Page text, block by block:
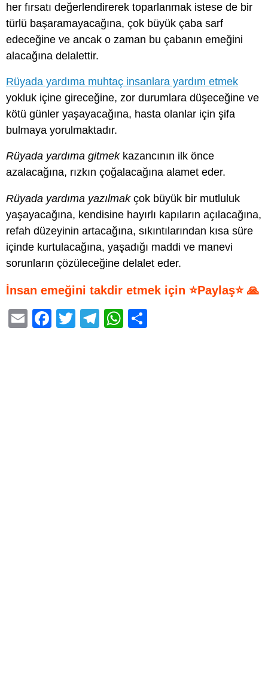
her fırsatı değerlendirerek toparlanmak istese de bir
türlü başaramayacağına, çok büyük çaba sarf
edeceğine ve ancak o zaman bu çabanın emeğini
alacağına delalettir.
Rüyada yardıma muhtaç insanlara yardım etmek
yokluk içine gireceğine, zor durumlara düşeceğine ve
kötü günler yaşayacağına, hasta olanlar için şifa
bulmaya yorulmaktadır.
Rüyada yardıma gitmekkazancının ilk önce
azalacağına, rızkın çoğalacağına alamet eder.
Rüyada yardıma yazılmakçok büyük bir mutluluk
yaşayacağına, kendisine hayırlı kapıların açılacağına,
refah düzeyinin artacağına, sıkıntılarından kısa süre
içinde kurtulacağına, yaşadığı maddi ve manevi
sorunların çözüleceğine delalet eder.
İnsan emeğini takdir etmek için ⭐Paylaş⭐ 🙏
E
F
T
T
W